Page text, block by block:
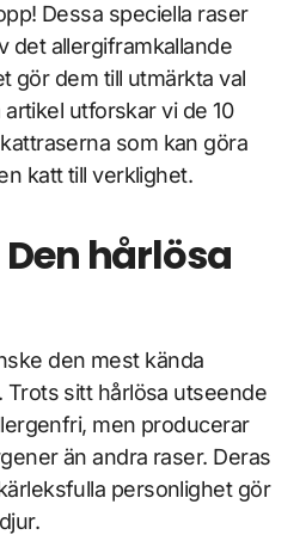
Dessa speciella raser
det allergiframkallande
gör dem till utmärkta val
utforskar vi de 10
som kan göra
katt till verklighet.
Den hårlösa
den mest kända
Trots sitt hårlösa utseende
men producerar
än andra raser. Deras
personlighet gör